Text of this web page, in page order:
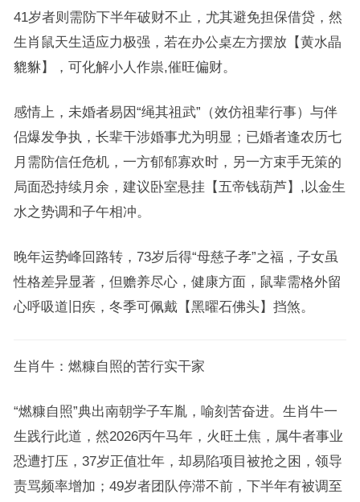
41岁者则需防下半年破财不止，尤其避免担保借贷，然
生肖鼠天生适应力极强，若在办公桌左方摆放【黄水晶
貔貅】，可化解小人作祟,催旺偏财。
感情上，未婚者易因“绳其祖武”（效仿祖辈行事）与伴
侣爆发争执，长辈干涉婚事尤为明显；已婚者逢农历七
月需防信任危机，一方郁郁寡欢时，另一方束手无策的
局面恐持续月余，建议卧室悬挂【五帝钱葫芦】,以金生
水之势调和子午相冲。
晚年运势峰回路转，73岁后得“母慈子孝”之福，子女虽
性格差异显著，但赡养尽心，健康方面，鼠辈需格外留
心呼吸道旧疾，冬季可佩戴【黑曜石佛头】挡煞。
生肖牛：燃糠自照的苦行实干家
“燃糠自照”典出南朝学子车胤，喻刻苦奋进。生肖牛一
生践行此道，然2026丙午马年，火旺土焦，属牛者事业
恐遭打压，37岁正值壮年，却易陷项目被抢之困，领导
责骂频率增加；49岁者团队停滞不前，下半年有被调至